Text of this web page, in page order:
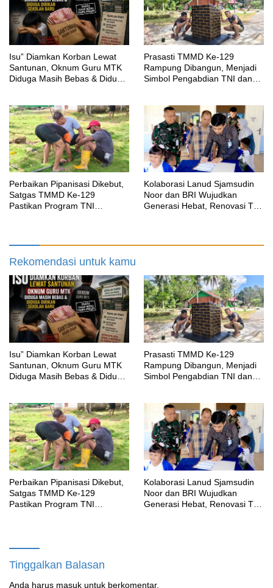
‎Isu” Diamkan Korban Lewat
Santunan, Oknum Guru MTK
Diduga Masih Bebas & Diduga
Prasasti TMMD Ke-129
Rampung Dibangun, Menjadi
Simbol Pengabdian TNI dan
Perbaikan Pipanisasi Dikebut,
Satgas TMMD Ke-129
Pastikan Program TNI
Kolaborasi Lanud Sjamsudin
Noor dan BRI Wujudkan
Generasi Hebat, Renovasi TK
Rekomendasi untuk kamu
‎Isu” Diamkan Korban Lewat
Santunan, Oknum Guru MTK
Diduga Masih Bebas & Diduga
Prasasti TMMD Ke-129
Rampung Dibangun, Menjadi
Simbol Pengabdian TNI dan
Perbaikan Pipanisasi Dikebut,
Satgas TMMD Ke-129
Pastikan Program TNI
Kolaborasi Lanud Sjamsudin
Noor dan BRI Wujudkan
Generasi Hebat, Renovasi TK
Tinggalkan Balasan
Anda harus masuk untuk berkomentar.